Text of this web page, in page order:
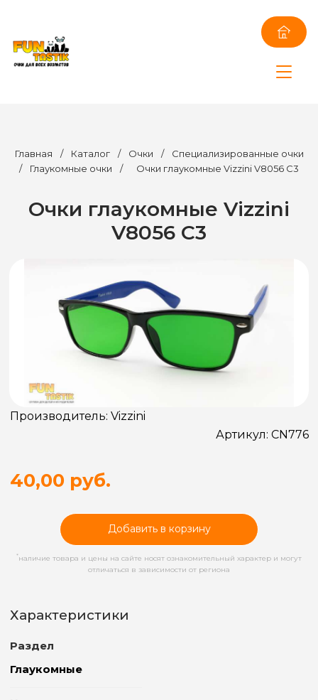
Главная / Каталог / Очки /
Специализированные очки
/
Глаукомные очки / Очки глаукомные Vizzini V8056 C3
Очки глаукомные Vizzini
V8056 C3
Производитель: Vizzini
Артикул: CN776
40,00 руб.
Добавить в корзину
* наличие товара и цены на сайте носят ознакомительный характер и могут
отличаться в зависимости от региона
Характеристики
Раздел
Глаукомные